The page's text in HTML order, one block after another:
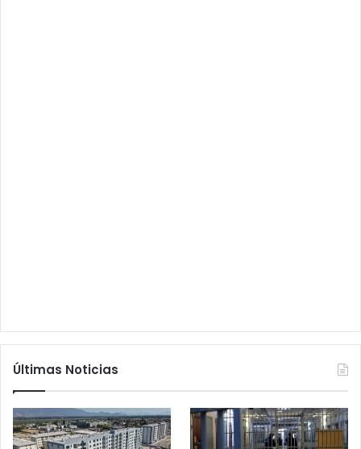
Últimas Noticias